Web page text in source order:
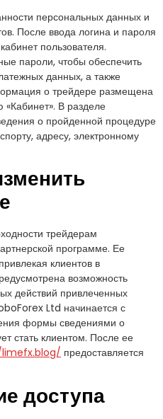
персональных данных и
После ввода логина и пароля
пользователя.
пароли, чтобы обеспечить
данных, а также
о трейдере размещена
В разделе
о пройденной процедуре
адресу, электронному
трейдерам
программе. Ее
клиентов в
возможность
действий привлеченных
Ltd начинается с
формы сведениями о
стать клиентом. После ее
предоставляется
доступа